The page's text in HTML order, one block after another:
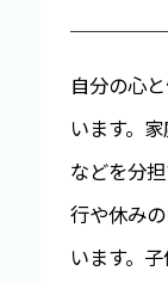
自分の心
います。
などを分
行や休み
います。